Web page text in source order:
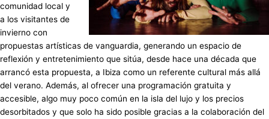
comunidad local y
a los visitantes de
invierno con
propuestas artísticas de vanguardia, generando un espacio de
reflexión y entretenimiento que sitúa, desde hace una década que
arrancó esta propuesta, a Ibiza como un referente cultural más allá
del verano. Además, al ofrecer una programación gratuita y
accesible, algo muy poco común en la isla del lujo y los precios
desorbitados y que solo ha sido posible gracias a la colaboración del